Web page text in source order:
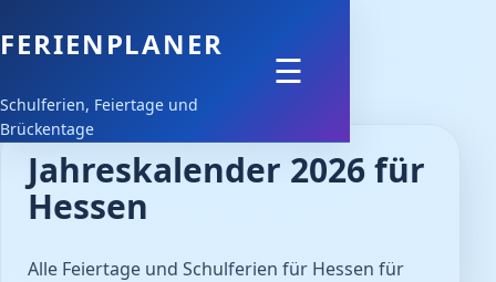
FERIENPLANER
Schulferien, Feiertage und
Brückentage
Feiertage
Schulferien
Downloads
☰
Jahreskalender 2026 für
Hessen
Alle Feiertage und Schulferien für Hessen für